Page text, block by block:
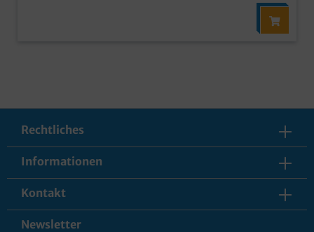
Rechtliches
Informationen
Kontakt
Newsletter